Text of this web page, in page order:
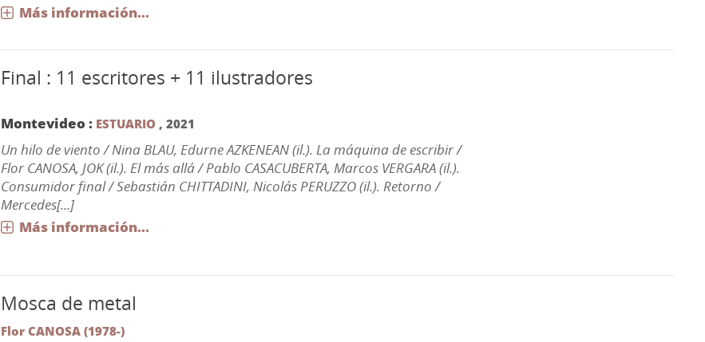
Más información...
Final : 11 escritores + 11 ilustradores
Montevideo : ESTUARIO ,2021
Un hilo de viento / Nina BLAU, Edurne AZKENEAN (il.). La máquina de escribir /
Flor CANOSA, JOK (il.). El más allá / Pablo CASACUBERTA, Marcos VERGARA (il.).
Consumidor final / Sebastián CHITTADINI, Nicolás PERUZZO (il.). Retorno /
Mercedes[...]
Más información...
Mosca de metal
Flor CANOSA (1978-)